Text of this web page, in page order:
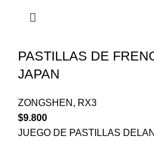
PASTILLAS DE
JAPAN
ZONGSHEN , RX3
$9.800
JUEGO DE PASTILLAS